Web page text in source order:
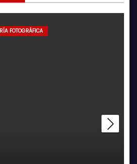
FOTOGRÁFICA